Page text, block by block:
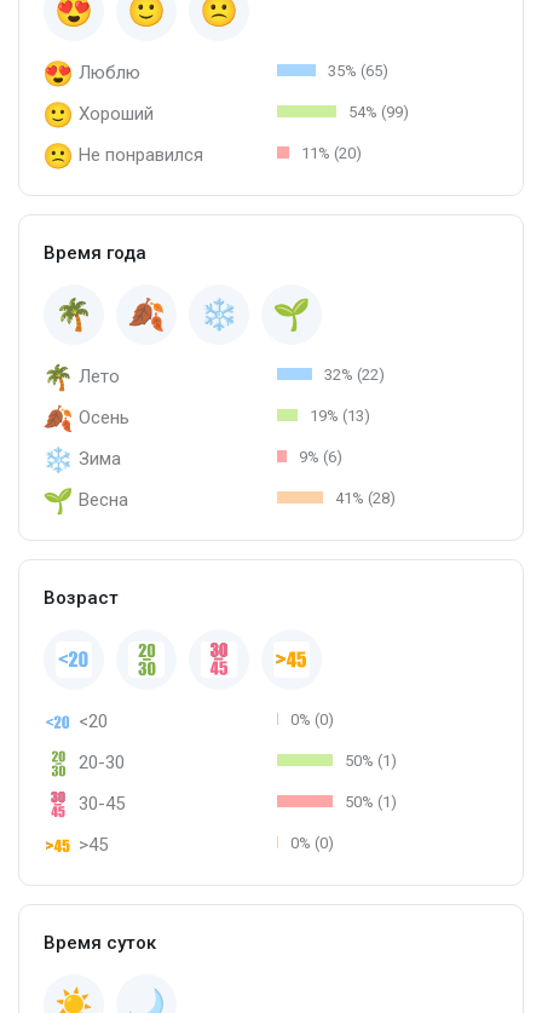
Люблю 35% (65)
Хороший 54% (99)
Не понравился 11% (20)
Время года
Лето 32% (22)
Осень 19% (13)
Зима 9% (6)
Весна 41% (28)
Возраст
<20 0% (0)
20-30 50% (1)
30-45 50% (1)
>45 0% (0)
Время суток